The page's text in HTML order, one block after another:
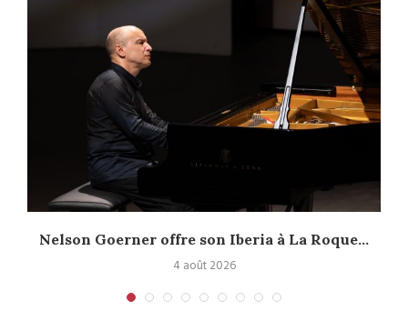
Nelson Goerner offre son Iberia à La Roque...
4 août 2026